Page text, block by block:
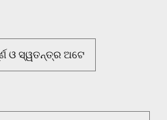
ଓ ସ୍ୱତନ୍ତ୍ର ଅଟେ